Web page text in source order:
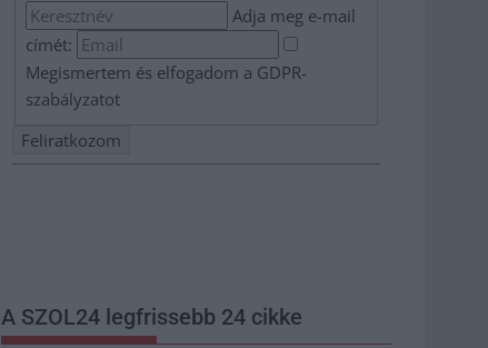
Adja meg e-mail
címét:
Megismertem és elfogadom a GDPR-
szabályzatot
A SZOL24 legfrissebb 24 cikke